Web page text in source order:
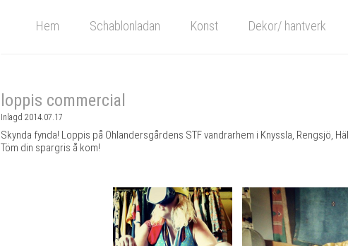
Hem Schablonladan Konst Dekor/ hantverk
loppis commercial
Inlagd 2014.07.17
Skynda fynda! Loppis på Ohlandersgårdens STF vandrarhem i Knyssla, Rengsjö,
Töm din spargris å kom!